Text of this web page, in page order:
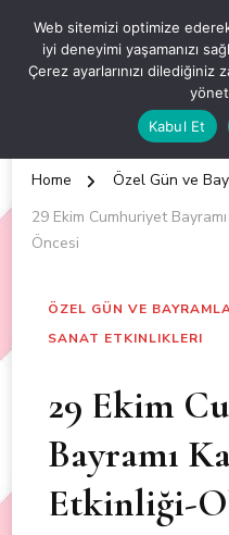
OKUL
EN YENİ VE ÖZGÜN OKUL
Home
Özel Gün ve
29 Ekim Cumhuriyet
Öncesi
ÖZEL GÜN VE
SANAT ETKINLIKLERI
29 Ekim
Bayramı
Etkinliği-
Web sitemizi optimize
iyi deneyimi yaşamanızı
Çerez ayarlarınızı
Kabul Et